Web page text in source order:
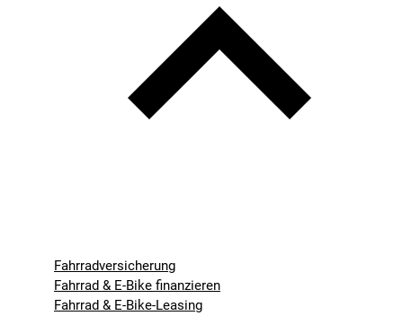
Fahrradversicherung
Fahrrad & E-Bike finanzieren
Fahrrad & E-Bike-Leasing